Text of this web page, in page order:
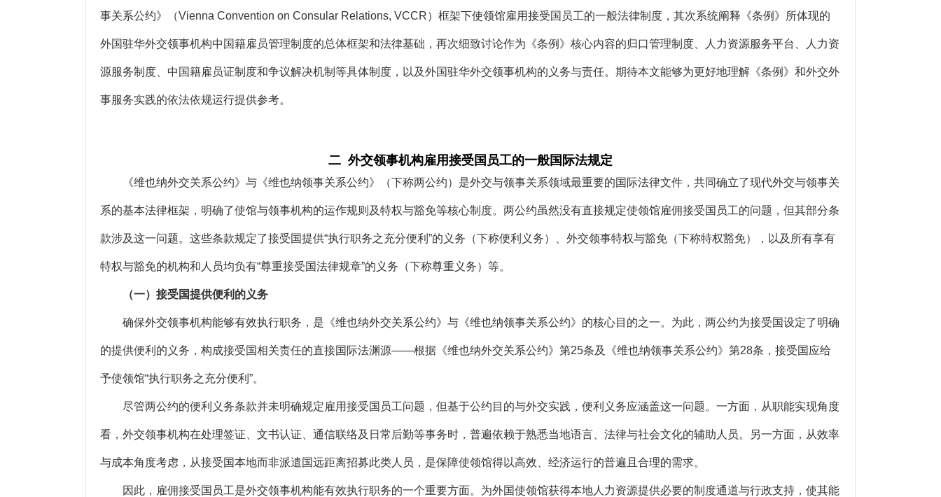
事关系公约》（Vienna Convention on Consular Relations, VCCR）框架下使领馆雇用接受国员工的一般法律制度，其次系统阐释《条例》所体现的
外国驻华外交领事机构中国籍雇员管理制度的总体框架和法律基础，再次细致讨论作为《条例》核心内容的归口管理制度、人力资源服务平台、人力资
源服务制度、中国籍雇员证制度和争议解决机制等具体制度，以及外国驻华外交领事机构的义务与责任。期待本文能够为更好地理解《条例》和外交外
事服务实践的依法依规运行提供参考。
二 外交领事机构雇用接受国员工的一般国际法规定
《维也纳外交关系公约》与《维也纳领事关系公约》（下称两公约）是外交与领事关系领域最重要的国际法律文件，共同确立了现代外交与领事关
系的基本法律框架，明确了使馆与领事机构的运作规则及特权与豁免等核心制度。两公约虽然没有直接规定使领馆雇佣接受国员工的问题，但其部分条
款涉及这一问题。这些条款规定了接受国提供“执行职务之充分便利”的义务（下称便利义务）、外交领事特权与豁免（下称特权豁免），以及所有享有
特权与豁免的机构和人员均负有“尊重接受国法律规章”的义务（下称尊重义务）等。
（一）接受国提供便利的义务
确保外交领事机构能够有效执行职务，是《维也纳外交关系公约》与《维也纳领事关系公约》的核心目的之一。为此，两公约为接受国设定了明确
的提供便利的义务，构成接受国相关责任的直接国际法渊源——根据《维也纳外交关系公约》第25条及《维也纳领事关系公约》第28条，接受国应给
予使领馆“执行职务之充分便利”。
尽管两公约的便利义务条款并未明确规定雇用接受国员工问题，但基于公约目的与外交实践，便利义务应涵盖这一问题。一方面，从职能实现角度
看，外交领事机构在处理签证、文书认证、通信联络及日常后勤等事务时，普遍依赖于熟悉当地语言、法律与社会文化的辅助人员。另一方面，从效率
与成本角度考虑，从接受国本地而非派遣国远距离招募此类人员，是保障使领馆得以高效、经济运行的普遍且合理的需求。
因此，雇佣接受国员工是外交领事机构能有效执行职务的一个重要方面。为外国使领馆获得本地人力资源提供必要的制度通道与行政支持，使其能